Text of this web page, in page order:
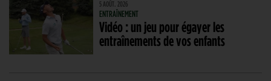
5 AOÛT. 2026
ENTRAÎNEMENT
Vidéo : un jeu pour égayer les
entraînements de vos enfants